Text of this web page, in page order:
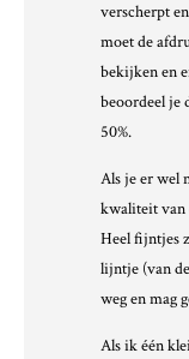
verscherpt
moet de
bekijken en
beoordeel je
50%.
Als je er wel
kwaliteit van
Heel fijntjes
lijntje (van
weg en mag
Als ik één